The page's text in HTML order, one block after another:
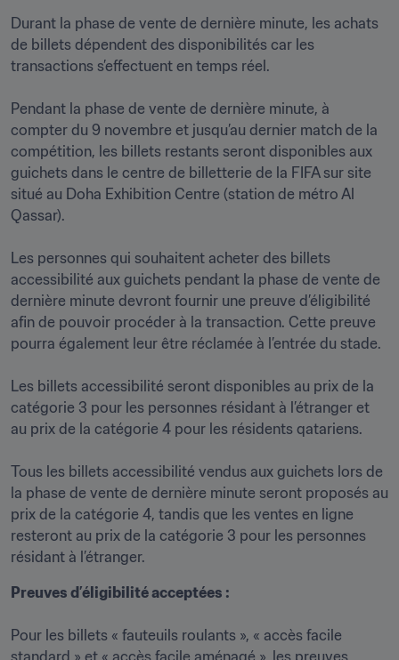
Durant la phase de vente de dernière minute, les achats
de billets dépendent des disponibilités car les
transactions s’effectuent en temps réel.
Pendant la phase de vente de dernière minute, à
compter du 9 novembre et jusqu’au dernier match de la
compétition, les billets restants seront disponibles aux
guichets dans le centre de billetterie de la FIFA sur site
situé au Doha Exhibition Centre (station de métro Al
Qassar).
Les personnes qui souhaitent acheter des billets
accessibilité aux guichets pendant la phase de vente de
dernière minute devront fournir une preuve d’éligibilité
afin de pouvoir procéder à la transaction. Cette preuve
pourra également leur être réclamée à l’entrée du stade.
Les billets accessibilité seront disponibles au prix de la
catégorie 3 pour les personnes résidant à l’étranger et
au prix de la catégorie 4 pour les résidents qatariens.
Tous les billets accessibilité vendus aux guichets lors de
la phase de vente de dernière minute seront proposés au
prix de la catégorie 4, tandis que les ventes en ligne
resteront au prix de la catégorie 3 pour les personnes
résidant à l’étranger.
Preuves d’éligibilité acceptées :
Pour les billets « fauteuils roulants », « accès facile
standard » et « accès facile aménagé », les preuves